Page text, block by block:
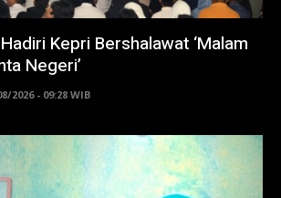
Kepri Bershalawat ‘Malam
Negeri’
2026 - 09:28 WIB